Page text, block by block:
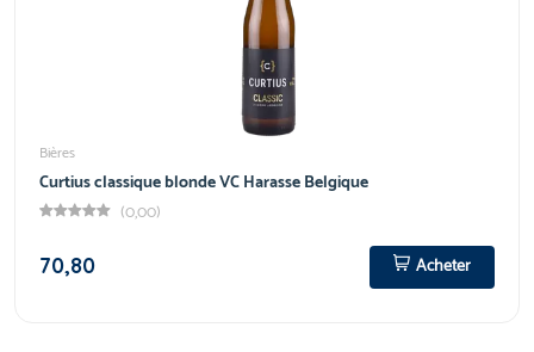
Bières
Curtius classique blonde VC Harasse Belgique
(0,00)
70,80
Acheter